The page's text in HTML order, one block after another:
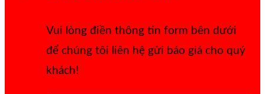
Vui lòng điền thông tin form bên dưới
để chúng tôi liên hệ gửi báo giá cho quý
khách!